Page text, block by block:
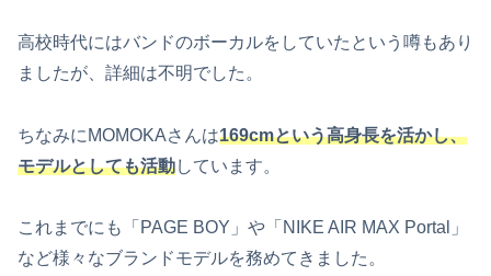
高校時代にはバンドのボーカルをしていたという噂もあり
ましたが、詳細は不明でした。
ちなみにMOMOKAさんは169cmという高身長を活かし、
モデルとしても活動しています。
これまでにも「PAGE BOY」や「NIKE AIR MAX Portal」
など様々なブランドモデルを務めてきました。